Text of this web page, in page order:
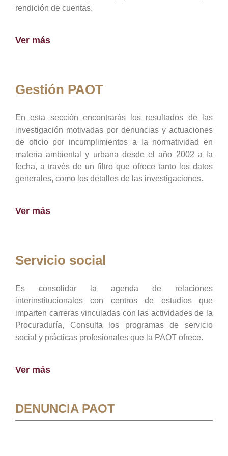
rendición de cuentas.
Ver más
Gestión PAOT
En esta sección encontrarás los resultados de las
investigación motivadas por denuncias y actuaciones
de oficio por incumplimientos a la normatividad en
materia ambiental y urbana desde el año 2002 a la
fecha, a través de un filtro que ofrece tanto los datos
generales, como los detalles de las investigaciones.
Ver más
Servicio social
Es consolidar la agenda de relaciones
interinstitucionales con centros de estudios que
imparten carreras vinculadas con las actividades de la
Procuraduría, Consulta los programas de servicio
social y prácticas profesionales que la PAOT ofrece.
Ver más
DENUNCIA PAOT